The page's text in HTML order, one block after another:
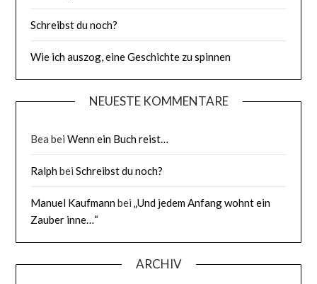
Schreibst du noch?
Wie ich auszog, eine Geschichte zu spinnen
NEUESTE KOMMENTARE
Bea beiWenn ein Buch reist…
RalphbeiSchreibst du noch?
Manuel Kaufmannbei„Und jedem Anfang wohnt ein
Zauber inne…“
ARCHIV